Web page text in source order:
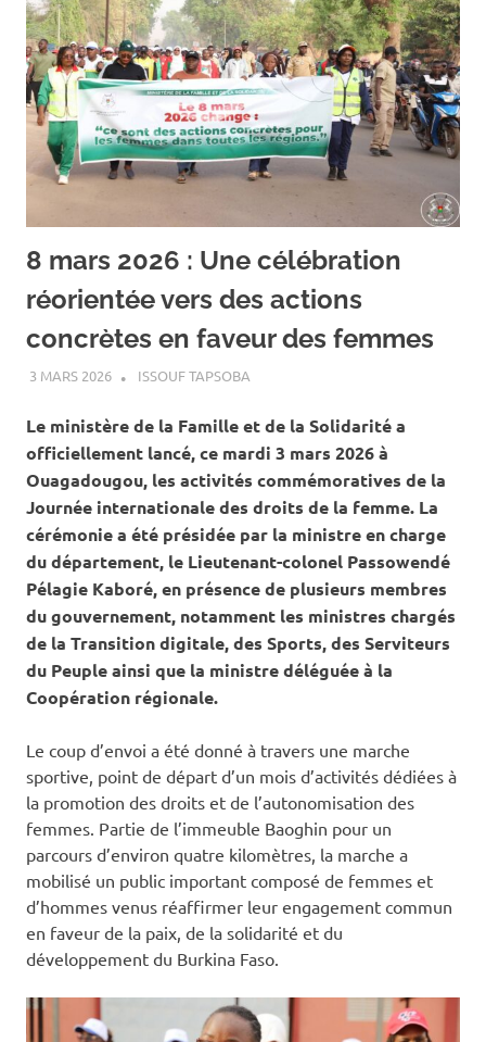
8 mars 2026 : Une célébration
réorientée vers des actions
concrètes en faveur des femmes
3 MARS 2026 ISSOUF TAPSOBA
Le ministère de la Famille et de la Solidarité a
officiellement lancé, ce mardi 3 mars 2026 à
Ouagadougou, les activités commémoratives de la
Journée internationale des droits de la femme. La
cérémonie a été présidée par la ministre en charge
du département, le Lieutenant-colonel Passowendé
Pélagie Kaboré, en présence de plusieurs membres
du gouvernement, notamment les ministres chargés
de la Transition digitale, des Sports, des Serviteurs
du Peuple ainsi que la ministre déléguée à la
Coopération régionale.
Le coup d’envoi a été donné à travers une marche
sportive, point de départ d’un mois d’activités dédiées à
la promotion des droits et de l’autonomisation des
femmes. Partie de l’immeuble Baoghin pour un
parcours d’environ quatre kilomètres, la marche a
mobilisé un public important composé de femmes et
d’hommes venus réaffirmer leur engagement commun
en faveur de la paix, de la solidarité et du
développement du Burkina Faso.